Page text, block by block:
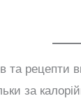
та рецепти
за